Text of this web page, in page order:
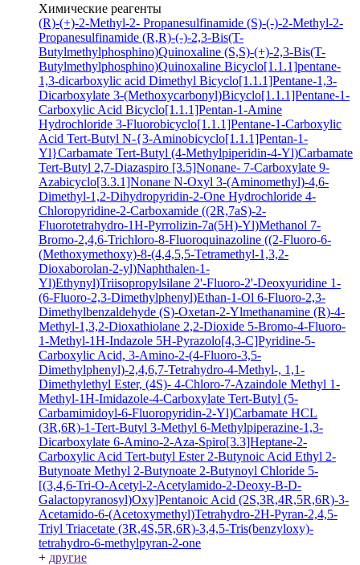
Химические реагенты
(R)-(+)-2-Methyl-2- Propanesulfinamide (S)-(-)-2-Methyl-2-
Propanesulfinamide (R,R)-(-)-2,3-Bis(T-
Butylmethylphosphino)Quinoxaline (S,S)-(+)-2,3-Bis(T-
Butylmethylphosphino)Quinoxaline Bicyclo[1.1.1]pentane-
1,3-dicarboxylic acid Dimethyl Bicyclo[1.1.1]Pentane-1,3-
Dicarboxylate 3-(Methoxycarbonyl)Bicyclo[1.1.1]Pentane-1-
Carboxylic Acid Bicyclo[1.1.1]Pentan-1-Amine
Hydrochloride 3-Fluorobicyclo[1.1.1]Pentane-1-Carboxylic
Acid Tert-Butyl N-{3-Aminobicyclo[1.1.1]Pentan-1-
Yl}Carbamate Tert-Butyl (4-Methylpiperidin-4-Yl)Carbamate
Tert-Butyl 2,7-Diazaspiro [3.5]Nonane- 7-Carboxylate 9-
Azabicyclo[3.3.1]Nonane N-Oxyl 3-(Aminomethyl)-4,6-
Dimethyl-1,2-Dihydropyridin-2-One Hydrochloride 4-
Chloropyridine-2-Carboxamide ((2R,7aS)-2-
Fluorotetrahydro-1H-Pyrrolizin-7a(5H)-Yl)Methanol 7-
Bromo-2,4,6-Trichloro-8-Fluoroquinazoline ((2-Fluoro-6-
(Methoxymethoxy)-8-(4,4,5,5-Tetramethyl-1,3,2-
Dioxaborolan-2-yl)Naphthalen-1-
Yl)Ethynyl)Triisopropylsilane 2'-Fluoro-2'-Deoxyuridine 1-
(6-Fluoro-2,3-Dimethylphenyl)Ethan-1-Ol 6-Fluoro-2,3-
Dimethylbenzaldehyde (S)-Oxetan-2-Ylmethanamine (R)-4-
Methyl-1,3,2-Dioxathiolane 2,2-Dioxide 5-Bromo-4-Fluoro-
1-Methyl-1H-Indazole 5H-Pyrazolo[4,3-C]Pyridine-5-
Carboxylic Acid, 3-Amino-2-(4-Fluoro-3,5-
Dimethylphenyl)-2,4,6,7-Tetrahydro-4-Methyl-, 1,1-
Dimethylethyl Ester, (4S)- 4-Chloro-7-Azaindole Methyl 1-
Methyl-1H-Imidazole-4-Carboxylate Tert-Butyl (5-
Carbamimidoyl-6-Fluoropyridin-2-Yl)Carbamate HCL
(3R,6R)-1-Tert-Butyl 3-Methyl 6-Methylpiperazine-1,3-
Dicarboxylate 6-Amino-2-Aza-Spiro[3.3]Heptane-2-
Carboxylic Acid Tert-butyl Ester 2-Butynoic Acid Ethyl 2-
Butynoate Methyl 2-Butynoate 2-Butynoyl Chloride 5-
[(3,4,6-Tri-O-Acetyl-2-Acetylamido-2-Deoxy-B-D-
Galactopyranosyl)Oxy]Pentanoic Acid (2S,3R,4R,5R,6R)-3-
Acetamido-6-(Acetoxymethyl)Tetrahydro-2H-Pyran-2,4,5-
Triyl Triacetate (3R,4S,5R,6R)-3,4,5-Tris(benzyloxy)-
tetrahydro-6-methylpyran-2-one
+ другие